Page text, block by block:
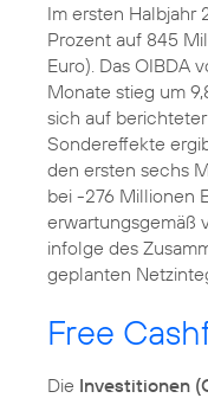
Im ersten Halbjahr
Prozent auf 845
Euro). Das OIBDA
Monate stieg um
sich auf
Sondereffekte
den ersten sechs
bei -276 Millionen
erwartungsgemäß
infolge des
geplanten
Free
Die Investitionen